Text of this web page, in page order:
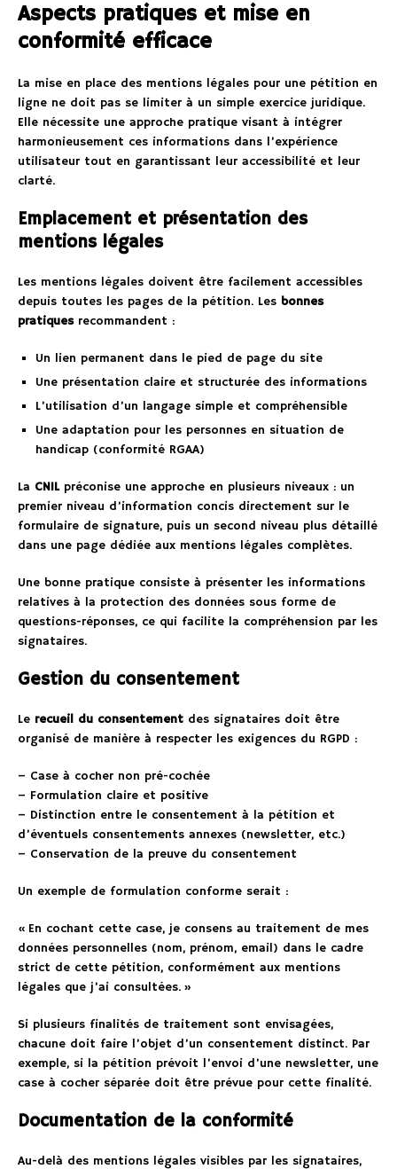
Aspects pratiques et mise en
conformité efficace
La mise en place des mentions légales pour une pétition en
ligne ne doit pas se limiter à un simple exercice juridique.
Elle nécessite une approche pratique visant à intégrer
harmonieusement ces informations dans l’expérience
utilisateur tout en garantissant leur accessibilité et leur
clarté.
Emplacement et présentation des
mentions légales
Les mentions légales doivent être facilement accessibles
depuis toutes les pages de la pétition. Les bonnes
pratiquesrecommandent :
Un lien permanent dans le pied de page du site
Une présentation claire et structurée des informations
L’utilisation d’un langage simple et compréhensible
Une adaptation pour les personnes en situation de
handicap (conformité RGAA)
La CNIL préconise une approche en plusieurs niveaux : un
premier niveau d’information concis directement sur le
formulaire de signature, puis un second niveau plus détaillé
dans une page dédiée aux mentions légales complètes.
Une bonne pratique consiste à présenter les informations
relatives à la protection des données sous forme de
questions-réponses, ce qui facilite la compréhension par les
signataires.
Gestion du consentement
Le recueil du consentement des signataires doit être
organisé de manière à respecter les exigences du RGPD :
– Case à cocher non pré-cochée
– Formulation claire et positive
– Distinction entre le consentement à la pétition et
d’éventuels consentements annexes (newsletter, etc.)
– Conservation de la preuve du consentement
Un exemple de formulation conforme serait :
« En cochant cette case, je consens au traitement de mes
données personnelles (nom, prénom, email) dans le cadre
strict de cette pétition, conformément aux mentions
légales que j’ai consultées. »
Si plusieurs finalités de traitement sont envisagées,
chacune doit faire l’objet d’un consentement distinct. Par
exemple, si la pétition prévoit l’envoi d’une newsletter, une
case à cocher séparée doit être prévue pour cette finalité.
Documentation de la conformité
Au-delà des mentions légales visibles par les signataires,